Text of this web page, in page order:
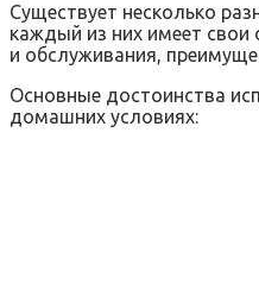
Существует несколько
каждый из них имеет свои
и обслуживания,
Основные достоинства
домашних условиях: